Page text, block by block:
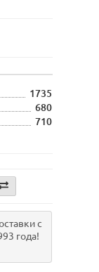
1735
680
710
с
года!